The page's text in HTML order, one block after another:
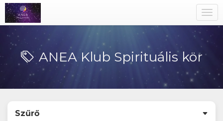
ANEA Klub Spirituális kör
Szűrő